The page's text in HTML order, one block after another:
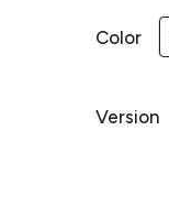
Color
Version